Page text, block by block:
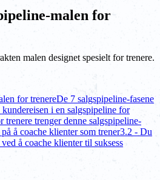
malen for
malen designet spesielt for trenere.
for trenereDe 7 salgspipeline-fasene
i en salgspipeline for
trenere trenger denne salgspipeline-
å coache klienter som trener3.2 - Du
å coache klienter til suksess